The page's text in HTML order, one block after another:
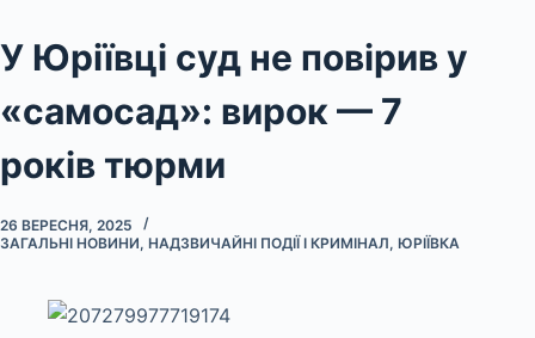
У Юріївці суд не повірив у
«самосад»: вирок — 7
років тюрми
26 ВЕРЕСНЯ, 2025
ЗАГАЛЬНІ НОВИНИ, НАДЗВИЧАЙНІ ПОДІЇ І КРИМІНАЛ, ЮРІЇВКА